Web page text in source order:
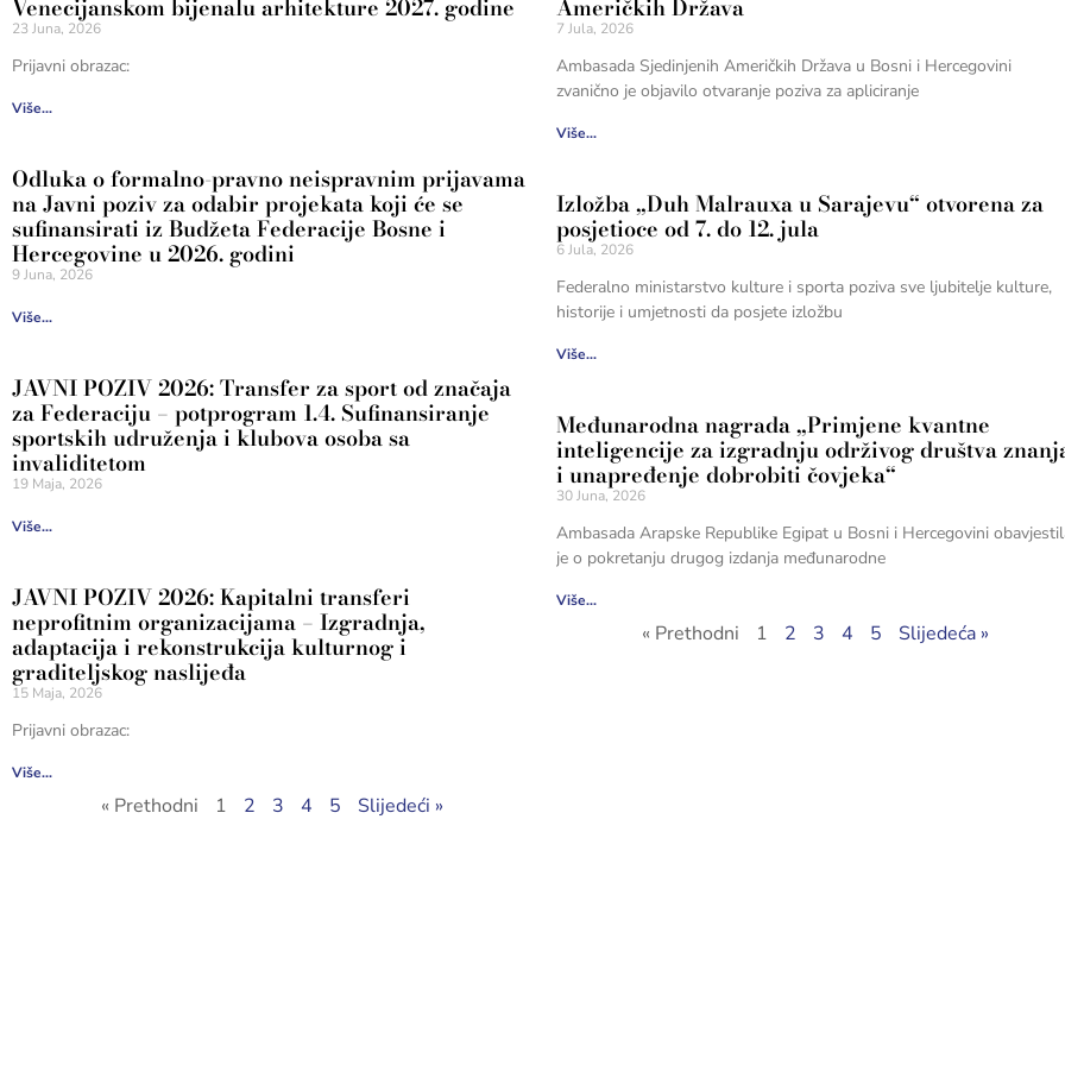
Venecijanskom bijenalu arhitekture 2027. godine
23 Juna, 2026
Prijavni obrazac:
Više...
Odluka o formalno-pravno neispravnim prijavama
na Javni poziv za odabir projekata koji će se
sufinansirati iz Budžeta Federacije Bosne i
Hercegovine u 2026. godini
9 Juna, 2026
Više...
JAVNI POZIV 2026: Transfer za sport od značaja
za Federaciju – potprogram 1.4. Sufinansiranje
sportskih udruženja i klubova osoba sa
invaliditetom
19 Maja, 2026
Više...
JAVNI POZIV 2026: Kapitalni transferi
neprofitnim organizacijama – Izgradnja,
adaptacija i rekonstrukcija kulturnog i
graditeljskog naslijeđa
15 Maja, 2026
Prijavni obrazac:
Više...
« Prethodni 1 2 3 4 5 Slijedeći »
Američkih Država
7 Jula, 2026
Ambasada Sjedinjenih Američkih Država u Bosni i Hercegovini
zvanično je objavilo otvaranje poziva za apliciranje
Više...
Izložba „Duh Malrauxa u Sarajevu“ otvorena za
posjetioce od 7. do 12. jula
6 Jula, 2026
Federalno ministarstvo kulture i sporta poziva sve ljubitelje kulture,
historije i umjetnosti da posjete izložbu
Više...
Međunarodna nagrada „Primjene kvantne
inteligencije za izgradnju održivog društva
i unapređenje dobrobiti čovjeka“
30 Juna, 2026
Ambasada Arapske Republike Egipat u Bosni i Hercegovini
je o pokretanju drugog izdanja međunarodne
Više...
« Prethodni 1 2 3 4 5 Slijedeća »